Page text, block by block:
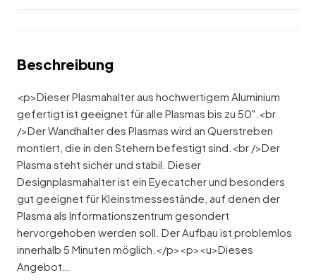
Beschreibung
<p>Dieser Plasmahalter aus hochwertigem Aluminium
gefertigt ist geeignet für alle Plasmas bis zu 50".<br
/>Der Wandhalter des Plasmas wird an Querstreben
montiert, die in den Stehern befestigt sind.<br />Der
Plasma steht sicher und stabil. Dieser
Designplasmahalter ist ein Eyecatcher und besonders
gut geeignet für Kleinstmessestände, auf denen der
Plasma als Informationszentrum gesondert
hervorgehoben werden soll. Der Aufbau ist problemlos
innerhalb 5 Minuten möglich.</p><p><u>Dieses
Angebot…